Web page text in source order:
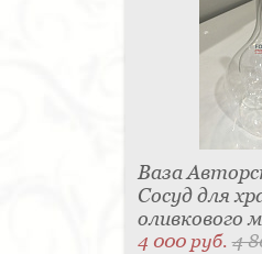
Ваза
Сосуд для
оливкового
4 000 руб.4